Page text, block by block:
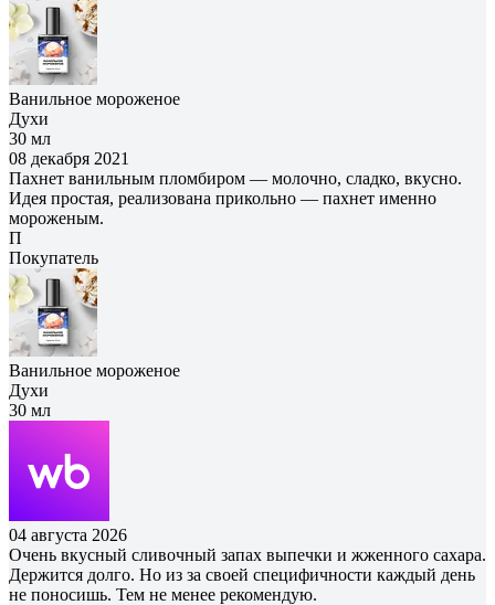
Ванильное мороженое
Духи
30 мл
08 декабря 2021
Пахнет ванильным пломбиром — молочно, сладко, вкусно.
Идея простая, реализована прикольно — пахнет именно
мороженым.
П
Покупатель
Ванильное мороженое
Духи
30 мл
04 августа 2026
Очень вкусный сливочный запах выпечки и жженного сахара.
Держится долго. Но из за своей специфичности каждый день
не поносишь. Тем не менее рекомендую.